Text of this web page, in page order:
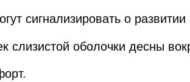
сигнализировать о
слизистой оболочки десны